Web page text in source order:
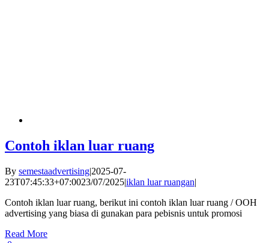
Contoh iklan luar ruang
By semestaadvertising|2025-07-
23T07:45:33+07:0023/07/2025|iklan luar ruangan|
Contoh iklan luar ruang, berikut ini contoh iklan luar ruang / OOH
advertising yang biasa di gunakan para pebisnis untuk promosi
Read More